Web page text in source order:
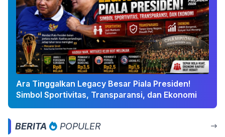
Ara Tinggalkan Legacy Besar Piala Presiden!
Simbol Sportivitas, Transparansi, dan Ekonomi
BERITA POPULER